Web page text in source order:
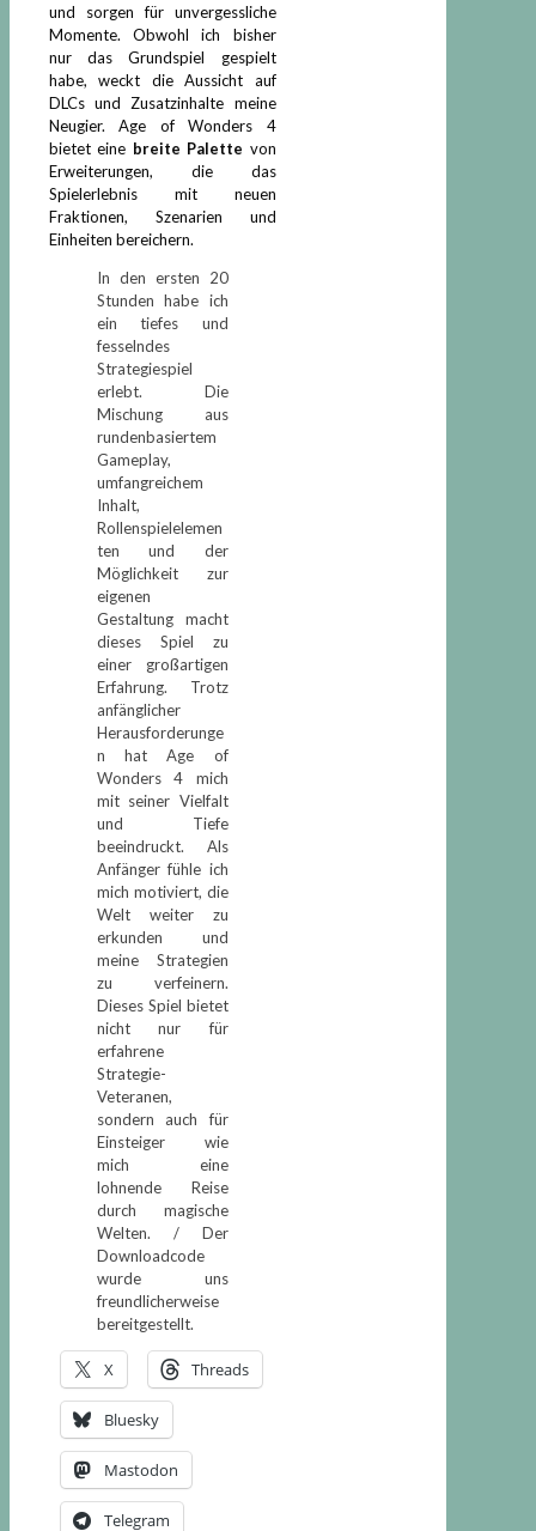
und sorgen für unvergessliche
Momente. Obwohl ich bisher
nur das Grundspiel gespielt
habe, weckt die Aussicht auf
DLCs und Zusatzinhalte meine
Neugier. Age of Wonders 4
bietet eine breite Palette von
Erweiterungen, die das
Spielerlebnis mit neuen
Fraktionen, Szenarien und
Einheiten bereichern.
In den ersten 20
Stunden habe ich
ein tiefes und
fesselndes
Strategiespiel
erlebt. Die
Mischung aus
rundenbasiertem
Gameplay,
umfangreichem
Inhalt,
Rollenspielelemen
ten und der
Möglichkeit zur
eigenen
Gestaltung macht
dieses Spiel zu
einer großartigen
Erfahrung. Trotz
anfänglicher
Herausforderunge
n hat Age of
Wonders 4 mich
mit seiner Vielfalt
und Tiefe
beeindruckt. Als
Anfänger fühle ich
mich motiviert, die
Welt weiter zu
erkunden und
meine Strategien
zu verfeinern.
Dieses Spiel bietet
nicht nur für
erfahrene
Strategie-
Veteranen,
sondern auch für
Einsteiger wie
mich eine
lohnende Reise
durch magische
Welten. / Der
Downloadcode
wurde uns
freundlicherweise
bereitgestellt.
X Threads
Bluesky
Mastodon
Telegram